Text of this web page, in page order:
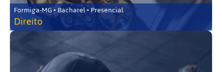
Formiga-MG • Bacharel • Presencial
Direito